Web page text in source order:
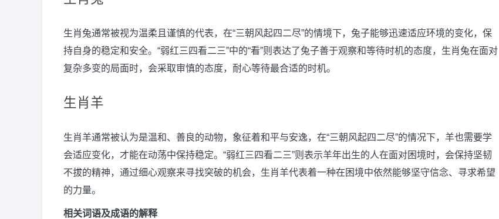
生肖兔通常被视为温柔且谨慎的代表，在“三朝风起四二尽”的情境下，兔子能够迅速适应环境的变化，保
持自身的稳定和安全。“弱红三四看二三”中的“看”则表达了兔子善于观察和等待时机的态度，生肖兔在面对
复杂多变的局面时，会采取审慎的态度，耐心等待最合适的时机。
生肖羊
生肖羊通常被认为是温和、善良的动物，象征着和平与安逸，在“三朝风起四二尽”的情况下，羊也需要学
会适应变化，才能在动荡中保持稳定。“弱红三四看二三”则表示羊年出生的人在面对困境时，会保持坚韧
不拔的精神，通过细心观察来寻找突破的机会，生肖羊代表着一种在困境中依然能够坚守信念、寻求希望
的力量。
相关词语及成语的解释